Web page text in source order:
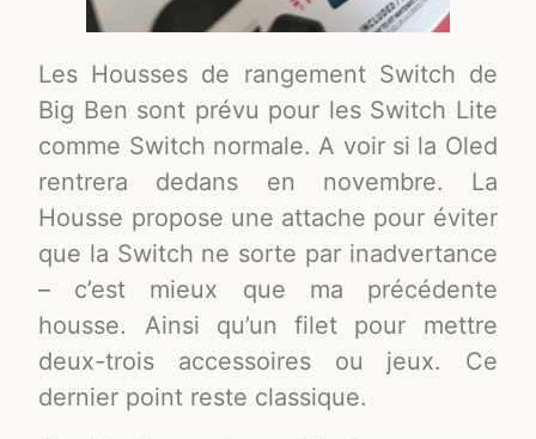
Les Housses de rangement Switch de
Big Ben sont prévu pour les Switch Lite
comme Switch normale. A voir si la Oled
rentrera dedans en novembre. La
Housse propose une attache pour éviter
que la Switch ne sorte par inadvertance
– c’est mieux que ma précédente
housse. Ainsi qu’un filet pour mettre
deux-trois accessoires ou jeux. Ce
dernier point reste classique.